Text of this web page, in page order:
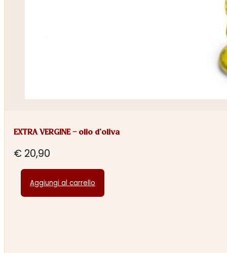
EXTRA VERGINE – olio d’oliva
€ 20,90
Aggiungi al carrello